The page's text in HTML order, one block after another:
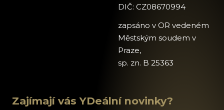
DIČ: CZ08670994
zapsáno v OR vedeném
Městským soudem v
Praze,
sp. zn. B 25363
Zajímají vás YDeální novinky?